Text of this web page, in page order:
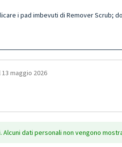
i pad imbevuti di Remover
maggio 2026
dati personali non vengono